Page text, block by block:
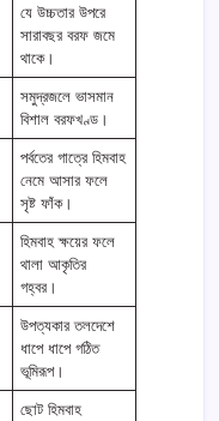
যে উচ্চতার উপরে
সারাবছর বরফ জমে
থাকে।
সমুদ্রজলে ভাসমান
বিশাল বরফখণ্ড।
পর্বতের গাত্রে হিমবাহ
নেমে আসার ফলে
সৃষ্ট ফাঁক।
হিমবাহ ক্ষয়ের ফলে
থালা আকৃতির
গহ্বর।
উপত্যকার তলদেশে
ধাপে ধাপে গঠিত
ভূমিরূপ।
ছোট হিমবাহ